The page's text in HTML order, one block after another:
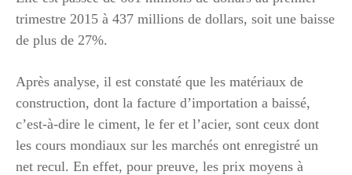
trimestre 2015 à 437 millions de dollars, soit une baisse
de plus de 27%.
Après analyse, il est constaté que les matériaux de
construction, dont la facture d’importation a baissé,
c’est-à-dire le ciment, le fer et l’acier, sont ceux dont
les cours mondiaux sur les marchés ont enregistré un
net recul. En effet, pour preuve, les prix moyens à